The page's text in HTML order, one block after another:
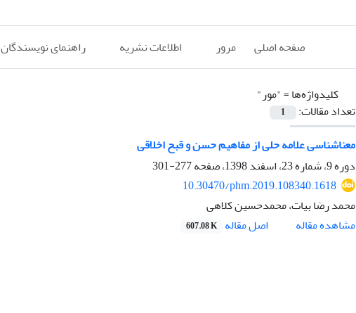
صفحه اصلی مرور اطلاعات نشریه راهنمای نویسندگان
کلیدواژه‌ها ="مور"
تعداد مقالات:
1
معناشناسی علامه حلی از مفاهیم حسن و قبح اخلاقی
دوره 9، شماره 23، اسفند 1398، صفحه
277-301
10.30470/phm.2019.108340.1618
محمد رضا بیات، محمدحسین کلاهی
مشاهده مقاله
اصل مقاله 607.08 K